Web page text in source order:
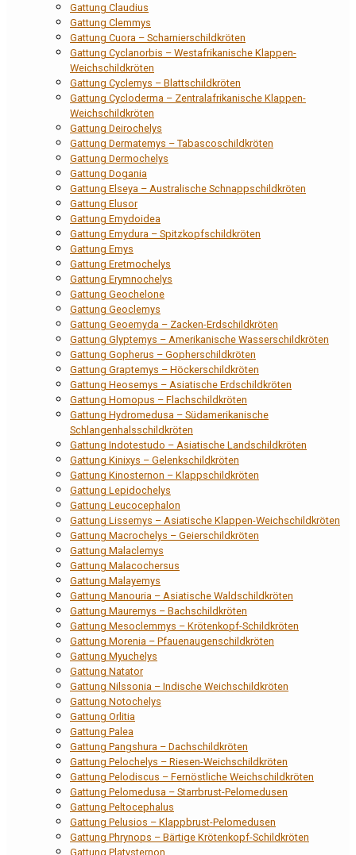
Gattung Claudius
Gattung Clemmys
Gattung Cuora – Scharnierschildkröten
Gattung Cyclanorbis – Westafrikanische Klappen-
Weichschildkröten
Gattung Cyclemys – Blattschildkröten
Gattung Cycloderma – Zentralafrikanische Klappen-
Weichschildkröten
Gattung Deirochelys
Gattung Dermatemys – Tabascoschildkröten
Gattung Dermochelys
Gattung Dogania
Gattung Elseya – Australische Schnappschildkröten
Gattung Elusor
Gattung Emydoidea
Gattung Emydura – Spitzkopfschildkröten
Gattung Emys
Gattung Eretmochelys
Gattung Erymnochelys
Gattung Geochelone
Gattung Geoclemys
Gattung Geoemyda – Zacken-Erdschildkröten
Gattung Glyptemys – Amerikanische Wasserschildkröten
Gattung Gopherus – Gopherschildkröten
Gattung Graptemys – Höckerschildkröten
Gattung Heosemys – Asiatische Erdschildkröten
Gattung Homopus – Flachschildkröten
Gattung Hydromedusa – Südamerikanische
Schlangenhalsschildkröten
Gattung Indotestudo – Asiatische Landschildkröten
Gattung Kinixys – Gelenkschildkröten
Gattung Kinosternon – Klappschildkröten
Gattung Lepidochelys
Gattung Leucocephalon
Gattung Lissemys – Asiatische Klappen-Weichschildkröten
Gattung Macrochelys – Geierschildkröten
Gattung Malaclemys
Gattung Malacochersus
Gattung Malayemys
Gattung Manouria – Asiatische Waldschildkröten
Gattung Mauremys – Bachschildkröten
Gattung Mesoclemmys – Krötenkopf-Schildkröten
Gattung Morenia – Pfauenaugenschildkröten
Gattung Myuchelys
Gattung Natator
Gattung Nilssonia – Indische Weichschildkröten
Gattung Notochelys
Gattung Orlitia
Gattung Palea
Gattung Pangshura – Dachschildkröten
Gattung Pelochelys – Riesen-Weichschildkröten
Gattung Pelodiscus – Fernöstliche Weichschildkröten
Gattung Pelomedusa – Starrbrust-Pelomedusen
Gattung Peltocephalus
Gattung Pelusios – Klappbrust-Pelomedusen
Gattung Phrynops – Bärtige Krötenkopf-Schildkröten
Gattung Platysternon